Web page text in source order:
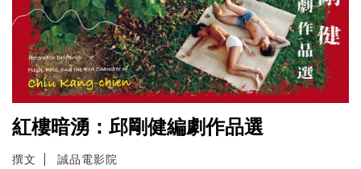
紅樓暗湧：邱剛健編劇作品選
撰文 誠品電影院